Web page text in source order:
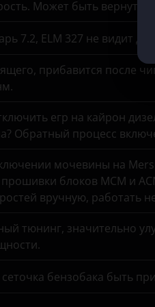
Может быть вернуть
7.2, ELM 327 не видит
прибавится после
егр на кайрон
Обратный процесс
мочевины на
блоков MCM и
вручную, работать
тюнинг, значительно
бензобака быть